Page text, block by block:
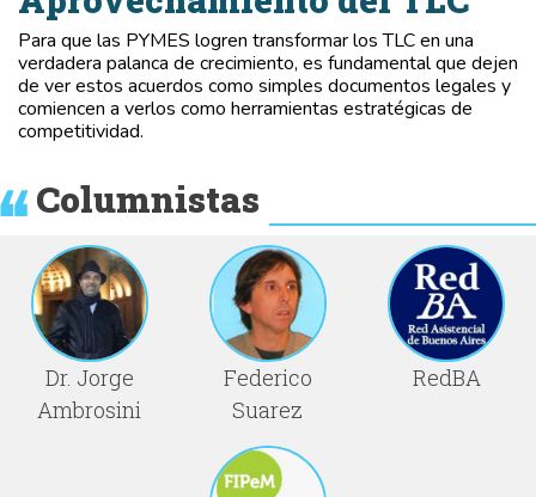
Para que las PYMES logren transformar los TLC en una
verdadera palanca de crecimiento, es fundamental que dejen
de ver estos acuerdos como simples documentos legales y
comiencen a verlos como herramientas estratégicas de
competitividad.
Columnistas
Dr. Jorge
Ambrosini
Federico
Suarez
RedBA